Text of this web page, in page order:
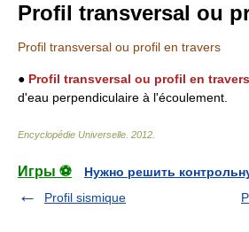
Profil transversal ou
Profil transversal ou profil en travers
● Profil transversal ou profil en travers
d'eau perpendiculaire à l'écoulement.
Encyclopédie Universelle 2012
Игры ⚽
Нужно решить
Profil sismique